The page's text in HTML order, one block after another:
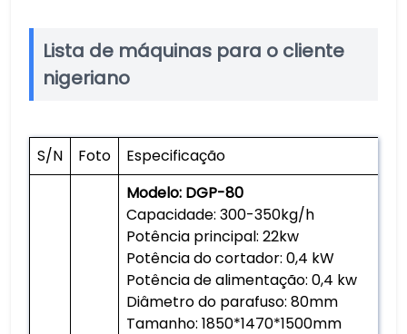
Lista de máquinas para o cliente
nigeriano
S/N Foto Especificação
Modelo: DGP-80
Capacidade: 300-350kg/h
Potência principal: 22kw
Potência do cortador: 0,4 kW
Potência de alimentação: 0,4 kw
Diâmetro do parafuso: 80mm
Tamanho: 1850*1470*1500mm